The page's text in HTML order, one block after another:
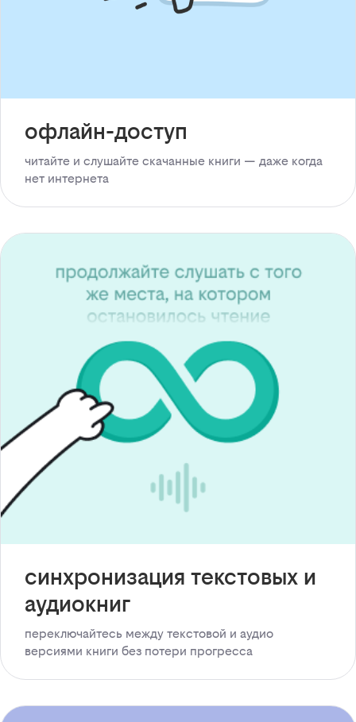
офлайн-доступ
читайте и слушайте скачанные книги — даже когда
нет интернета
синхронизация текстовых и
аудиокниг
переключайтесь между текстовой и аудио
версиями книги без потери прогресса